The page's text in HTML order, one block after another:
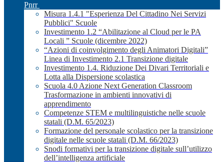
Pnrr
Misura 1.4.1 "Esperienza Del Cittadino Nei Servizi
Pubblici" Scuole
Investimento 1.2 “Abilitazione al Cloud per le PA
Locali ” Scuole (dicembre 2022)
“Azioni di coinvolgimento degli Animatori Digitali”
Linea di Investimento 2.1 Transizione digitale
Investimento 1.4. Riduzione Dei Divari Territoriali e
Lotta alla Dispersione scolastica
Scuola 4.0 Azione Next Generation Classroom
Trasformazione in ambienti innovativi di
apprendimento
Competenze STEM e multilinguistiche nelle scuole
statali (D.M. 65/2023)
Formazione del personale scolastico per la transizione
digitale nelle scuole statali (D.M. 66/2023)
Snodi formativi per la transizione digitale sull’utilizzo
dell’intelligenza artificiale